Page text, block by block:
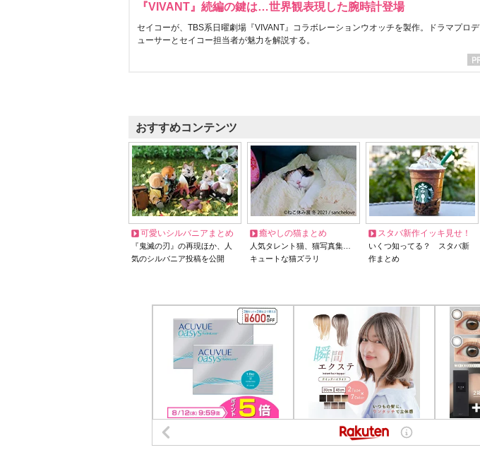
『VIVANT』続編の鍵は…世界観表現した腕時計登場
セイコーが、TBS系日曜劇場『VIVANT』コラボレーションウオッチを製作。ドラマプロデ
ューサーとセイコー担当者が魅力を解説する。
おすすめコンテンツ
可愛いシルバニアまとめ
『鬼滅の刃』の再現ほか、人
気のシルバニア投稿を公開
癒やしの猫まとめ
人気タレント猫、猫写真集…
キュートな猫ズラリ
スタバ新作イッキ見せ！
いくつ知ってる？ スタバ新
作まとめ